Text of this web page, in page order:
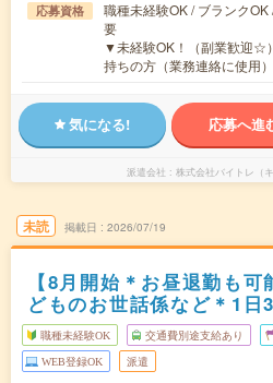
応募資格
職種未経験OK / ブランク
要
▼未経験OK！（副業歓迎
持ちの方（業務連絡に使用
気になる! 応募へ進
派遣会社 株式会社バイトレ（
未読 掲載日 2026/07/19
【8月開始＊お昼退勤も
どものお世話係など＊1日
職種未経験OK 交通費別途支給あり
WEB登録OK 派遣